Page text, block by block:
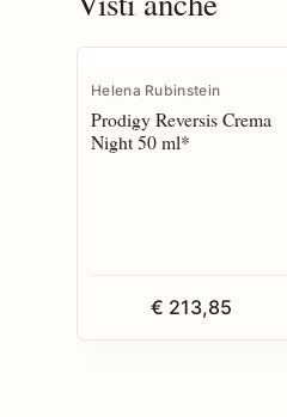
Helena Rubinstein
Prodigy Reversis Crema
Night 50 ml*
€ 213,85